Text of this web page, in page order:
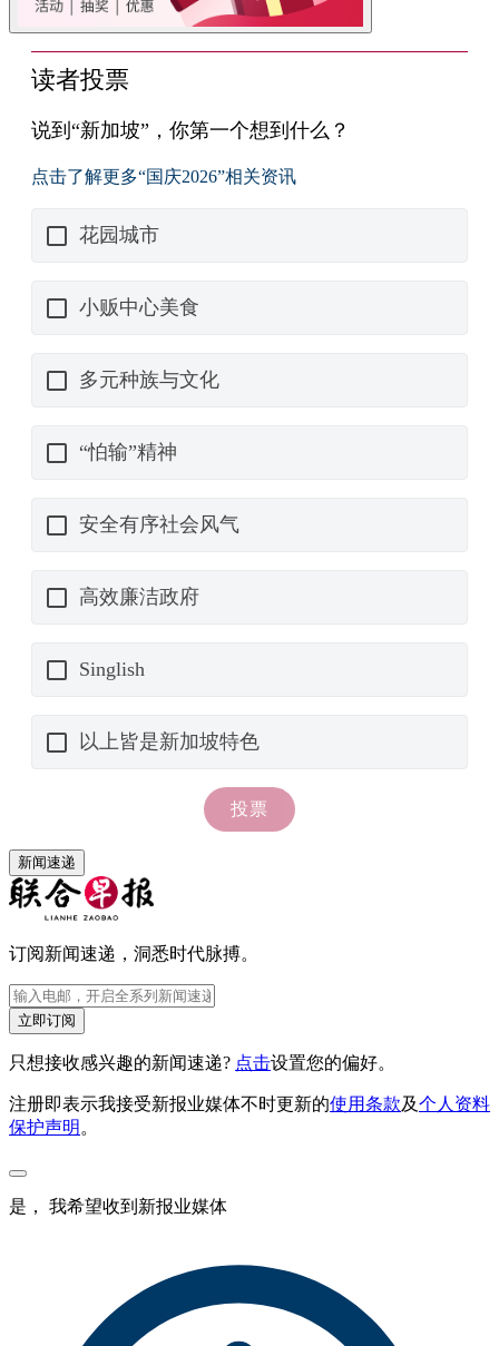
新闻速递
订阅新闻速递，洞悉时代脉搏。
立即订阅
只想接收感兴趣的新闻速递? 点击设置您的偏好。
注册即表示我接受新报业媒体不时更新的使用条款及个人资料
保护声明。
是， 我希望收到新报业媒体